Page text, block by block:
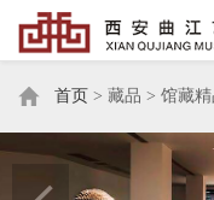
首页 > 藏品 > 馆藏精